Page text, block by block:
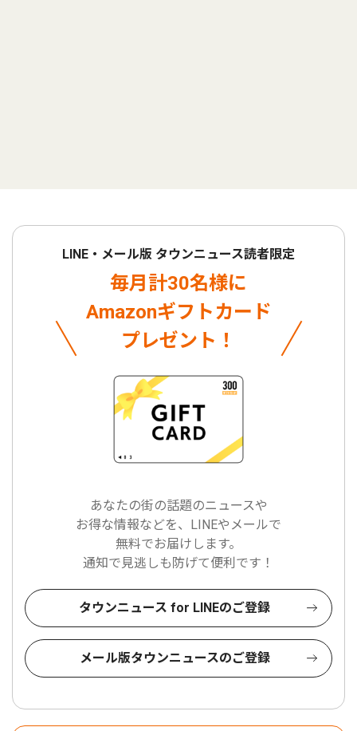
LINE・メール版 タウンニュース読者限定
毎月計30名様に
Amazonギフトカード
プレゼント！
あなたの街の話題のニュースや
お得な情報などを、LINEやメールで
無料でお届けします。
通知で見逃しも防げて便利です！
タウンニュース for LINEのご登録
メール版タウンニュースのご登録